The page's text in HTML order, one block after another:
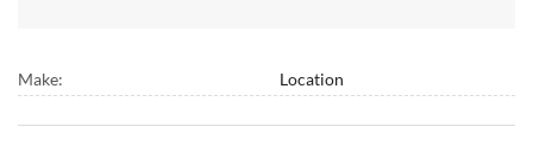
Make: Location